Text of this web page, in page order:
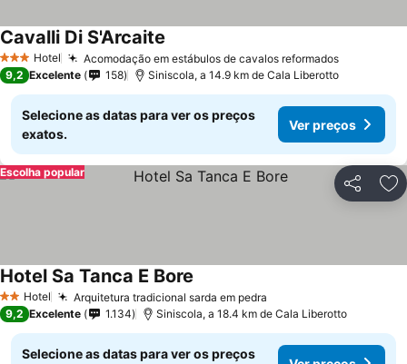
3 EstrelasHotel Acomodação em estábulos de cavalos reformados
Cavalli Di S'Arcaite
9,2 Excelente 158 Siniscola, a 14.9 km de Cala Liberotto
Selecione as datas para ver os preços
exatos.
Ver preços
Partilhar
Escolha popular
2 Estrelas
Hotel Arquitetura tradicional sarda em pedra
Hotel Sa Tanca E Bore
9,2 Excelente 1.134 Siniscola, a 18.4 km de Cala Liberotto
Selecione as datas para ver os preços